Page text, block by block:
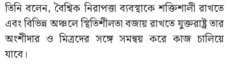
তিনি বলেন, বৈশ্বিক নিরাপত্তা ব্যবস্থাকে শক্তিশালী রাখতে
এবং বিভিন্ন অঞ্চলে স্থিতিশীলতা বজায় রাখতে যুক্তরাষ্ট্র তার
অংশীদার ও মিত্রদের সঙ্গে সমন্বয় করে কাজ চালিয়ে
যাবে।